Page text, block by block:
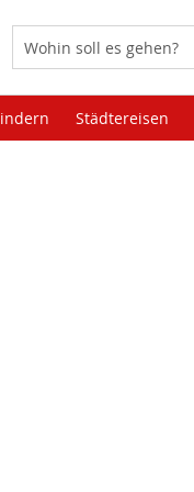
Städtereisen